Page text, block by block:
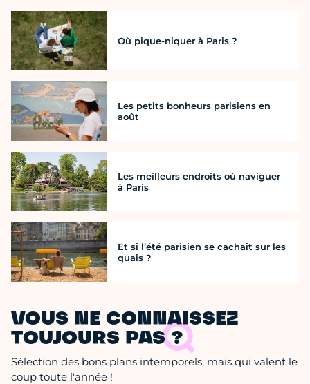
Où pique-niquer à Paris ?
Les petits bonheurs parisiens en
août
Les meilleurs endroits où naviguer
à Paris
Et si l’été parisien se cachait sur les
quais ?
VOUS NE CONNAISSEZ
TOUJOURS PAS ?
Sélection des bons plans intemporels, mais qui valent le
coup toute l'année !